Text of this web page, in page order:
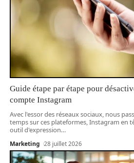
Guide étape par étape pour
compte Instagram
Avec l'essor des réseaux sociaux, nous
temps sur ces plateformes, Instagram en
outil d'expression…
Marketing 28 juillet 2026